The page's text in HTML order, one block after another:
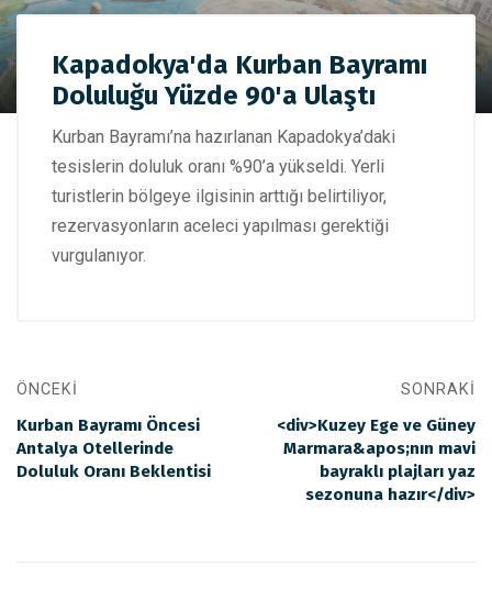
Anasayfa
YILDIZLAR TOUR
Kapadokya'da Kurban Bayramı Doluluğu Yüzde 90'a Ulaştı
Kapadokya'da Kurban Bayramı
Doluluğu Yüzde 90'a Ulaştı
Kurban Bayramı’na hazırlanan Kapadokya’daki
tesislerin doluluk oranı %90’a yükseldi. Yerli
turistlerin bölgeye ilgisinin arttığı belirtiliyor,
rezervasyonların aceleci yapılması gerektiği
vurgulanıyor.
ÖNCEKI
Kurban Bayramı Öncesi
Antalya Otellerinde
Doluluk Oranı Beklentisi
SONRAKI
<div>Kuzey Ege ve Güney
Marmara&apos;nın mavi
bayraklı plajları yaz
sezonuna hazır</div>